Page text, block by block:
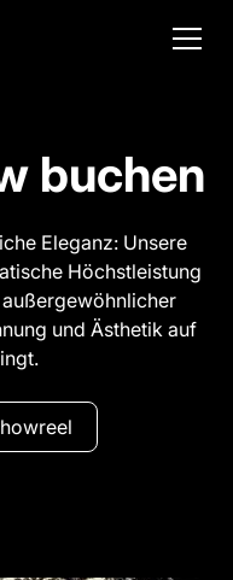
buchen
Eleganz: Unsere
Höchstleistung
und Ästhetik auf